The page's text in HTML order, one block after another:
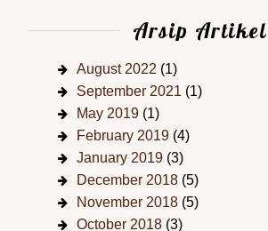
Arsip Artikel
August 2022 (1)
September 2021 (1)
May 2019 (1)
February 2019 (4)
January 2019 (3)
December 2018 (5)
November 2018 (5)
October 2018 (3)